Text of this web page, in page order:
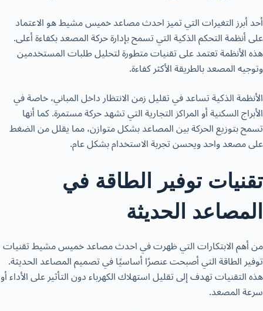
أحد أبرز التغيرات التي تميزاحدث مصاعد خميس مشيطهو الاعتماد
على أنظمة التحكم الذكية التي تسمح بإدارة حركة المصعد بكفاءة أعلى.
هذه الأنظمة تعتمد على تقنيات متطورة لتحليل طلبات المستخدمين
وتوجيه المصعد بالطريقة الأكثر كفاءة.
الأنظمة الذكية تساعد في تقليل زمن الانتظار داخل المباني، خاصة في
الأبراج السكنية أو المراكز التجارية التي تشهد حركة مستمرة. كما أنها
تسمح بتوزيع الحركة بين المصاعد بشكل متوازن، مما يقلل من الضغط
على مصعد واحد ويحسن تجربة الاستخدام بشكل عام.
تقنيات توفير الطاقة في
المصاعد الحديثة
من أهم الابتكارات التي ظهرت فياحدث مصاعد خميس مشيطتقنيات
توفير الطاقة التي أصبحت عنصرًا أساسيًا في تصميم المصاعد الحديثة.
هذه التقنيات تهدف إلى تقليل استهلاك الكهرباء دون التأثير على الأداء أو
سرعة المصعد.